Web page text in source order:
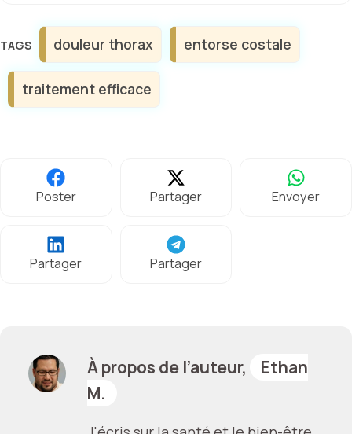
Étiquettes
douleur thorax entorse costale
traitement efficace
Poster Partager Envoyer
Partager Partager
À propos de l’auteur,
Ethan
M.